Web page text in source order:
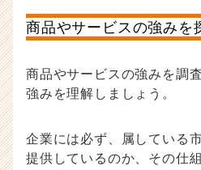
商品やサービスの強みを
商品やサービスの強みを調
強みを理解しましょう。
企業には必ず、属している
提供しているのか、その仕